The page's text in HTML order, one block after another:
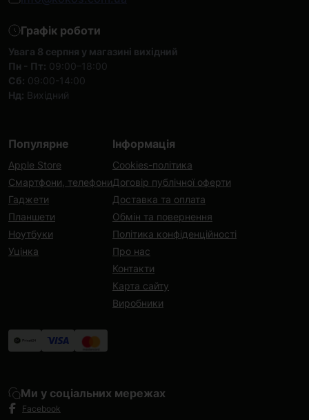
Графік роботи
Увага 8 серпня у магазині вихідний
Пн - Пт: 09:00–18:00
Сб: 09:00-14:00
Нд: Вихідний
Популярне
Apple Store
Смартфони, телефони
Гаджети
Планшети
Ноутбуки
Уцінка
Інформація
Cookies-політика
Договір публічної оферти
Доставка та оплата
Обмін та повернення
Політика конфіденційності
Про нас
Контакти
Карта сайту
Виробники
Ми у соціальних мережах
Facebook